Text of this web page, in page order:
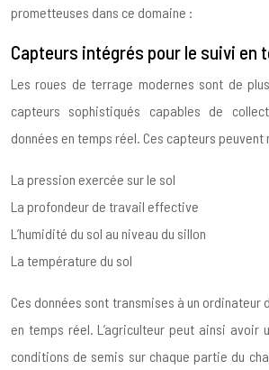
prometteuses dans ce domaine :
Capteurs intégrés pour le suivi en
Les roues de terrage modernes sont de
capteurs sophistiqués capables de
données en temps réel. Ces capteurs peuvent
La pression exercée sur le sol
La profondeur de travail effective
L’humidité du sol au niveau du sillon
La température du sol
Ces données sont transmises à un ordinateur
en temps réel. L’agriculteur peut ainsi avoir
conditions de semis sur chaque partie du